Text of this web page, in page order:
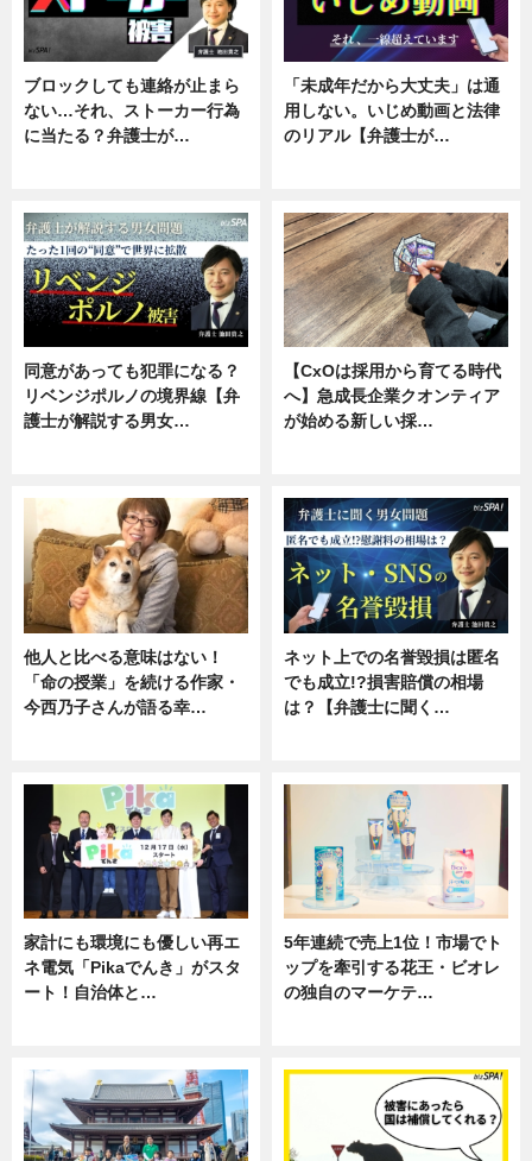
ブロックしても連絡が止まら
ない…それ、ストーカー行為
に当たる？弁護士が…
「未成年だから大丈夫」は通
用しない。いじめ動画と法律
のリアル【弁護士が…
同意があっても犯罪になる？
リベンジポルノの境界線【弁
護士が解説する男女…
【CxOは採用から育てる時代
へ】急成長企業クオンティア
が始める新しい採…
他人と比べる意味はない！
「命の授業」を続ける作家・
今西乃子さんが語る幸…
ネット上での名誉毀損は匿名
でも成立!?損害賠償の相場
は？【弁護士に聞く…
家計にも環境にも優しい再エ
ネ電気「Pikaでんき」がスタ
ート！自治体と…
5年連続で売上1位！市場でト
ップを牽引する花王・ビオレ
の独自のマーケテ…